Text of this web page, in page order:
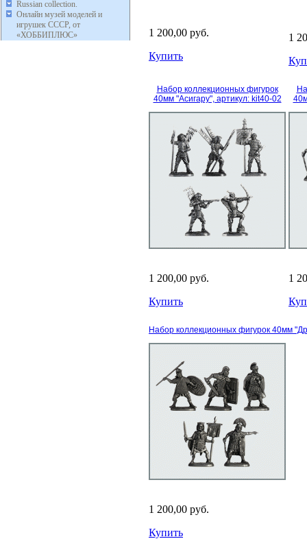
Russian collection.
Онлайн музей моделей и
игрушек СССР, от
«ХОББИПЛЮС»
1 200,00 руб.
Купить
1
Набор коллекционных фигурок
40мм "Асигару", артикул: kit40-02
1 200,00 руб.
Купить
1
Набор коллекционных фигурок 40мм
1 200,00 руб.
Купить